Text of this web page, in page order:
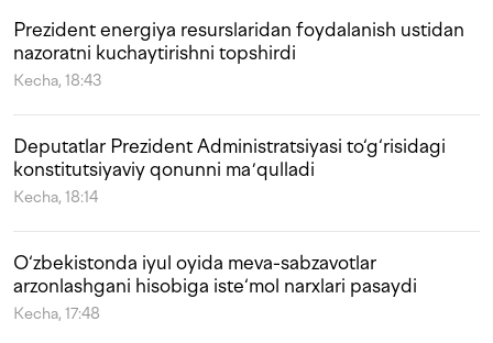
Prezident energiya resurslaridan foydalanish ustidan
nazoratni kuchaytirishni topshirdi
Kecha, 18:43
Deputatlar Prezident Administratsiyasi to‘g‘risidagi
konstitutsiyaviy qonunni maʼqulladi
Kecha, 18:14
O‘zbekistonda iyul oyida meva-sabzavotlar
arzonlashgani hisobiga iste‘mol narxlari pasaydi
Kecha, 17:48